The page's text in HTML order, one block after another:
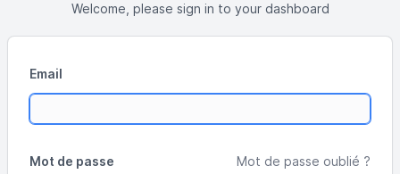
Welcome, please sign in to your dashboard
Email
Mot de passe Mot de passe oublié ?